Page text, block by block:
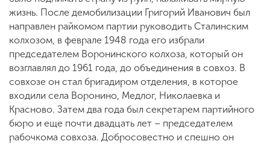
жизнь. После демобилизации Григорий Иванович был
направлен райкомом партии руководить Сталинским
колхозом, в феврале 1948 года его избрали
председателем Воронинского колхоза, который он
возглавлял до 1961 года, до объединения в совхоз. В
совхозе он стал бригадиром отделения, в которое
входили села Воронино, Медлог, Николаевка и
Красново. Затем два года был секретарем партийного
бюро и еще почти двадцать лет – председателем
рабочкома совхоза. Добросовестно и спешно он